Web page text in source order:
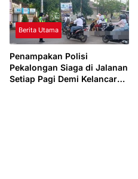
Berita Utama
Penampakan Polisi
Pekalongan Siaga di Jalanan
Setiap Pagi Demi Kelancaran